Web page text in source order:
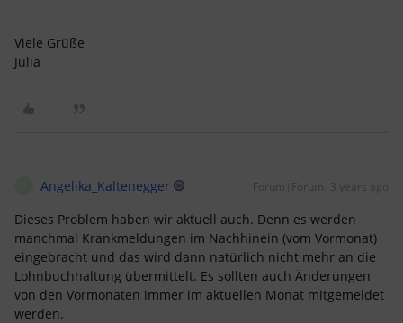
Viele Grüße
Julia
Angelika_Kaltenegger Forum|Forum|3 years ago
Dieses Problem haben wir aktuell auch. Denn es werden
manchmal Krankmeldungen im Nachhinein (vom Vormonat)
eingebracht und das wird dann natürlich nicht mehr an die
Lohnbuchhaltung übermittelt. Es sollten auch Änderungen
von den Vormonaten immer im aktuellen Monat mitgemeldet
werden.